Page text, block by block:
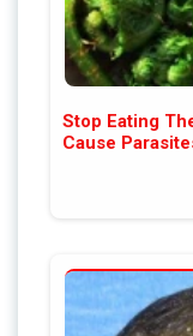
Stop Eating
Cause